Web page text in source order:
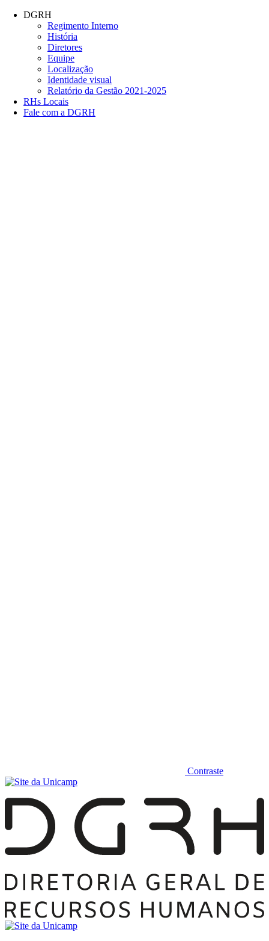
Conteúdo principal
DGRH
Regimento Interno
História
Diretores
Equipe
Localização
Identidade visual
Relatório da Gestão 2021-2025
RHs Locais
Fale com a DGRH
Contraste